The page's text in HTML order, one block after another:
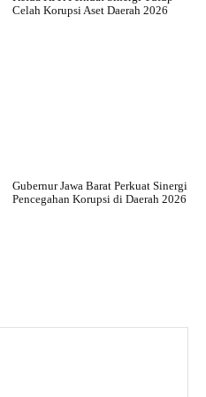
Celah Korupsi Aset Daerah 2026
Gubernur Jawa Barat Perkuat Sinergi
Pencegahan Korupsi di Daerah 2026